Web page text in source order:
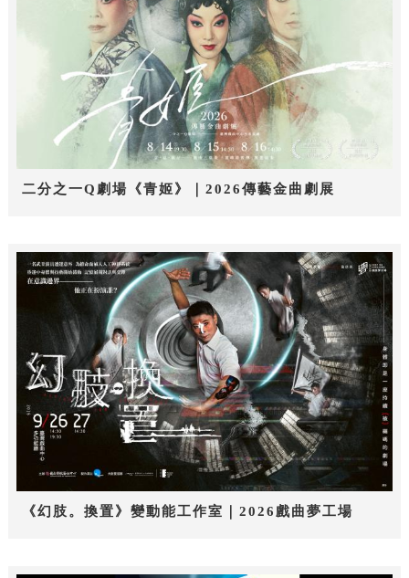
二分之一Q劇場《青姬》｜2026傳藝金曲劇展
《幻肢。換置》變動能工作室｜2026戲曲夢工場